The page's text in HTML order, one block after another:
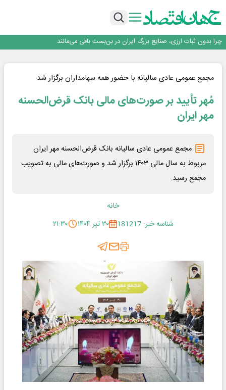
افزایش قیمت بلیت اتوبوس فصلی شد؟
رانندگان انگلیسی به سرقت سوخت روی آوردند!
روزنامه ۱۷ مرداد
افزایش قیمت بلیت اتوبوس فصلی شد؟
مجمع عمومی عادی سالیانه با حضور همه سهامداران برگزار شد
مُهر تأیید بر صورت‌های مالی بانک قرض‌الحسنه
مهر ایران
مجمع عمومی عادی سالیانه بانک قرض‌الحسنه مهر ایران
مربوط به سال مالی ۱۴۰۳ برگزار شد و صورت‌های مالی به تصویب
مجمع رسید.
خانه
شناسه خبر: 181217
۳۰ تیر ۱۴۰۴ ۲۱:۳۰